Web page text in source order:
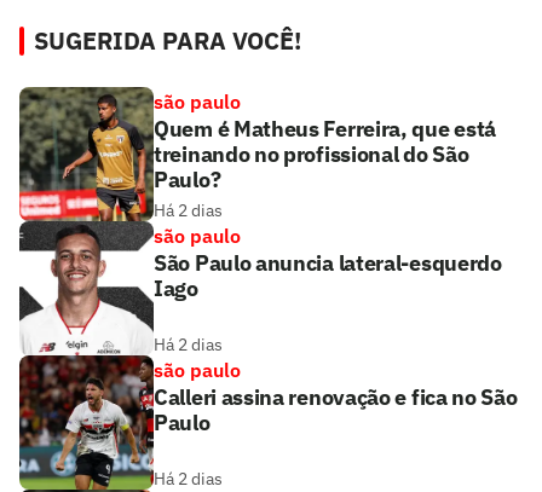
SUGERIDA PARA VOCÊ!
são paulo
Quem é Matheus Ferreira, que está
treinando no profissional do São
Paulo?
Há 2 dias
são paulo
São Paulo anuncia lateral-esquerdo
Iago
Há 2 dias
são paulo
Calleri assina renovação e fica no São
Paulo
Há 2 dias